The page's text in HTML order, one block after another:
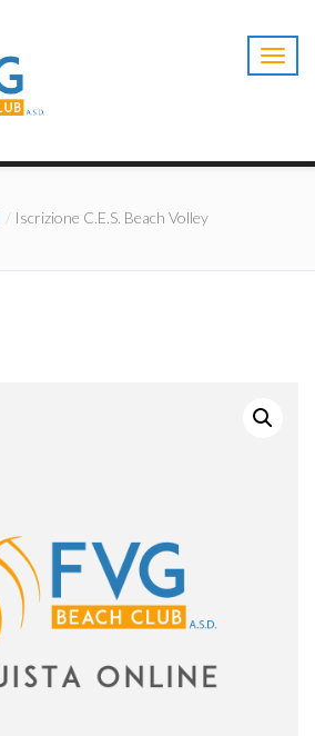
T
o
e
Iscrizione C.E.S. Beach Volley